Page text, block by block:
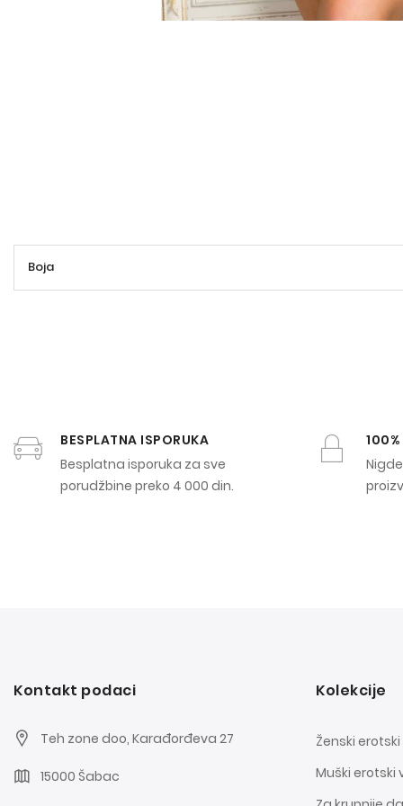
informacija
Boja
BESPLATNA ISPORUKA
Besplatna isporuka za sve
porudžbine preko 4 000 din.
Kontakt podaci
Teh zone doo, Karađorđeva 27
15000 Šabac
Kolekcije
Ženski
Muški erotski